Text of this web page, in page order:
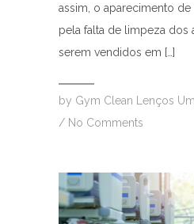
assim, o aparecimento de
pela falta de limpeza dos
serem vendidos em […]
by Gym Clean Lenços
/ No Comments